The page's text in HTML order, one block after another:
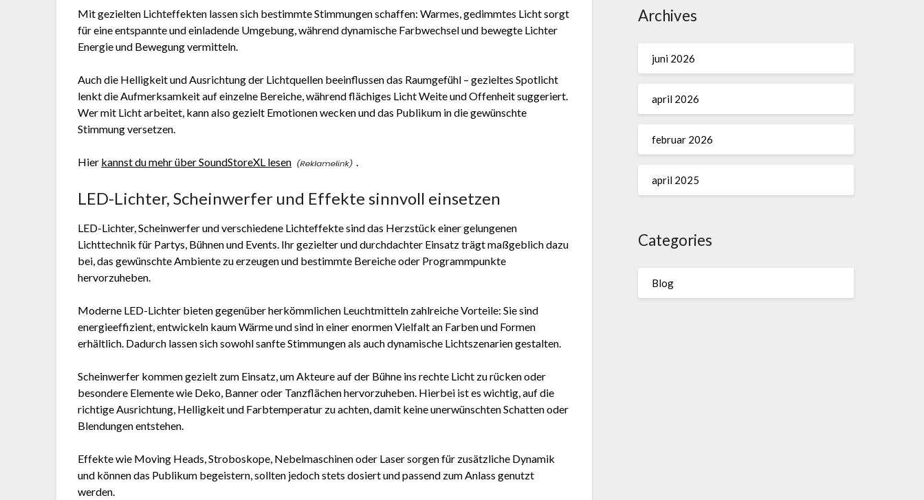
Mit gezielten Lichteffekten lassen sich bestimmte Stimmungen schaffen: Warmes, gedimmtes Licht sorgt
für eine entspannte und einladende Umgebung, während dynamische Farbwechsel und bewegte Lichter
Energie und Bewegung vermitteln.
Auch die Helligkeit und Ausrichtung der Lichtquellen beeinflussen das Raumgefühl – gezieltes Spotlicht
lenkt die Aufmerksamkeit auf einzelne Bereiche, während flächiges Licht Weite und Offenheit suggeriert.
Wer mit Licht arbeitet, kann also gezielt Emotionen wecken und das Publikum in die gewünschte
Stimmung versetzen.
Hier kannst du mehr über SoundStoreXL lesen .
LED-Lichter, Scheinwerfer und Effekte sinnvoll einsetzen
LED-Lichter, Scheinwerfer und verschiedene Lichteffekte sind das Herzstück einer gelungenen
Lichttechnik für Partys, Bühnen und Events. Ihr gezielter und durchdachter Einsatz trägt maßgeblich dazu
bei, das gewünschte Ambiente zu erzeugen und bestimmte Bereiche oder Programmpunkte
hervorzuheben.
Moderne LED-Lichter bieten gegenüber herkömmlichen Leuchtmitteln zahlreiche Vorteile: Sie sind
energieeffizient, entwickeln kaum Wärme und sind in einer enormen Vielfalt an Farben und Formen
erhältlich. Dadurch lassen sich sowohl sanfte Stimmungen als auch dynamische Lichtszenarien gestalten.
Scheinwerfer kommen gezielt zum Einsatz, um Akteure auf der Bühne ins rechte Licht zu rücken oder
besondere Elemente wie Deko, Banner oder Tanzflächen hervorzuheben. Hierbei ist es wichtig, auf die
richtige Ausrichtung, Helligkeit und Farbtemperatur zu achten, damit keine unerwünschten Schatten oder
Blendungen entstehen.
Effekte wie Moving Heads, Stroboskope, Nebelmaschinen oder Laser sorgen für zusätzliche Dynamik
und können das Publikum begeistern, sollten jedoch stets dosiert und passend zum Anlass genutzt
werden.
Archives
juni 2026
april 2026
februar 2026
april 2025
Categories
Blog